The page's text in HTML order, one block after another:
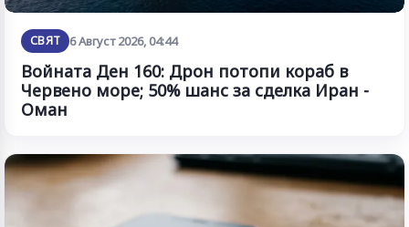
СВЯТ 6 Август 2026, 04:44
Войната Ден 160: Дрон потопи кораб в
Червено море; 50% шанс за сделка Иран -
Оман